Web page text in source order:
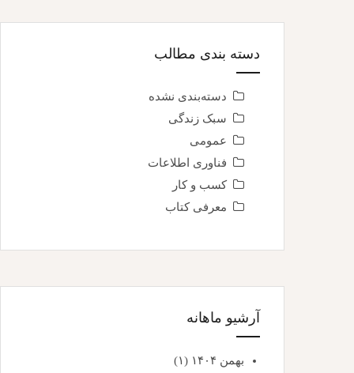
دسته بندی مطالب
دسته‌بندی نشده
سبک زندگی
عمومی
فناوری اطلاعات
کسب و کار
معرفی کتاب
آرشیو ماهانه
بهمن ۱۴۰۴ (۱)